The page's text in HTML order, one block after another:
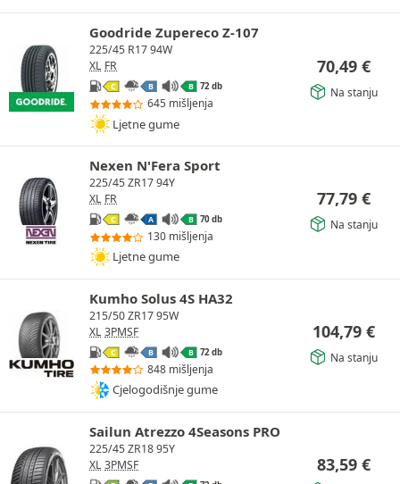
Goodride Zupereco Z-107
225/45 R17 94W
XL FR
C B B 72 db
645 mišljenja
Ljetne gume
70,49 €
Na stanju
Nexen N'Fera Sport
225/45 ZR17 94Y
XL FR
C A B 70 db
130 mišljenja
Ljetne gume
77,79 €
Na stanju
Kumho Solus 4S HA32
215/50 ZR17 95W
XL 3PMSF
C B B 72 db
848 mišljenja
Cjelogodišnje gume
104,79 €
Na stanju
Sailun Atrezzo 4Seasons PRO
225/45 ZR18 95Y
XL 3PMSF 83,59 €